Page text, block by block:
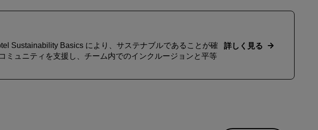
Sustainability Basics により、サステナブルであることが確
ュニティを支援し、チーム内でのインクルージョンと平等
詳しく見る